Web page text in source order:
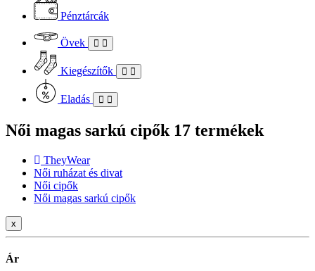
Pénztárcák
Övek
Kiegészítők
Eladás
Női magas sarkú cipők 17 termékek
TheyWear
Női ruházat és divat
Női cipők
Női magas sarkú cipők
x
Ár